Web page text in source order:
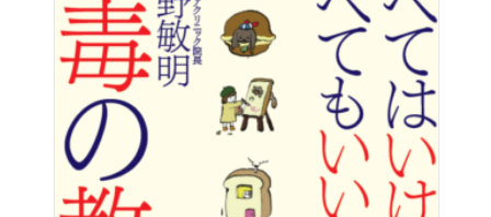
＝＝＝＝＝＝＝＝＝＝＝＝＝＝＝＝＝＝＝＝＝＝＝＝＝＝
＝＝＝＝＝＝＝＝
妊活で悩んでいたわたしは周囲に悩みも不安も言えずに
「子どもはまだ時期じゃない」と強がることで、
自分の心を落ち着かせていました。
ところが、治療が長引けば長引くほど、自分自身を否定